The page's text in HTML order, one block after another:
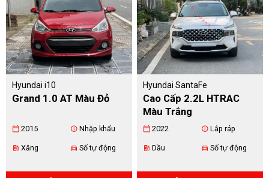
Hyundai i10
Grand 1.0 AT Màu Đỏ
calendar_today 2015 info Nhập khẩu
ev_station Xăng directions_car Số tự động
Hyundai SantaFe
Cao Cấp 2.2L HTRAC
Màu Trắng
calendar_today 2022 info Lắp ráp
ev_station Dầu directions_car Số tự động